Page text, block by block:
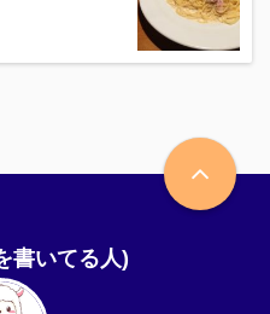
書いてる人)